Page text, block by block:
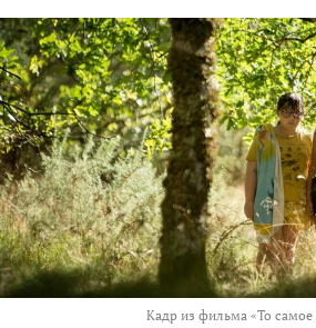
Кадр из фильма «То самое